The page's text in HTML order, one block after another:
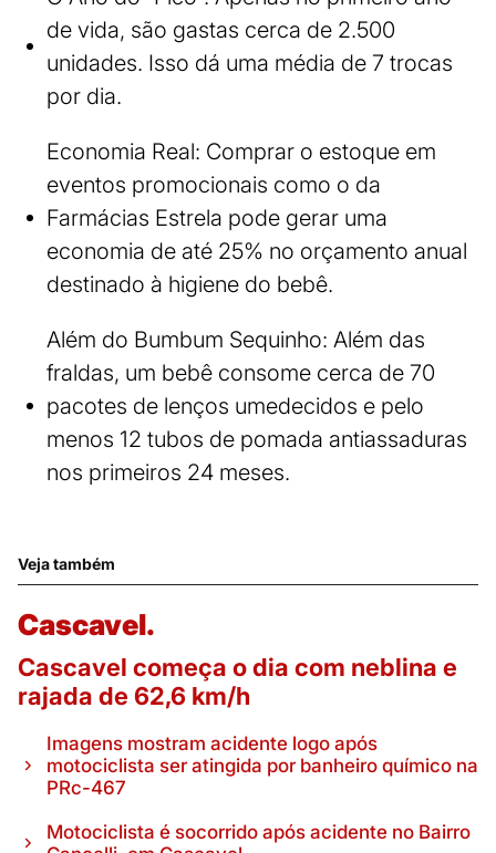
de vida, são gastas cerca de 2.500
unidades. Isso dá uma média de 7 trocas
por dia.
Economia Real: Comprar o estoque em
eventos promocionais como o da
Farmácias Estrela pode gerar uma
economia de até 25% no orçamento anual
destinado à higiene do bebê.
Além do Bumbum Sequinho: Além das
fraldas, um bebê consome cerca de 70
pacotes de lenços umedecidos e pelo
menos 12 tubos de pomada antiassaduras
nos primeiros 24 meses.
Veja também
Cascavel.
Cascavel começa o dia com neblina e
rajada de 62,6 km/h
Imagens mostram acidente logo após
motociclista ser atingida por banheiro químico na
PRc-467
Motociclista é socorrido após acidente no Bairro